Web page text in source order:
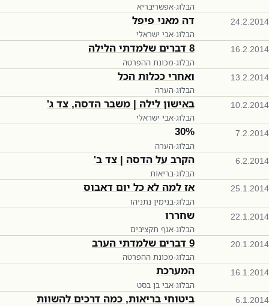
הבלוג·אפשריבריא
24.2.2014 דה מאני פיפל
הבלוג·אבי ישראלי
16.2.2014 8 דברים שלמדתי הלילה
הבלוג·מכונת ההפרטה
13.2.2014 ואחרי ככלות הכל
הבלוג·הערה
10.2.2014 באישון לילה | משבר הדסה, צד ג'
הבלוג·אבי ישראלי
7.2.2014
30%
הבלוג·הערה
6.2.2014 הקרב על הדסה | צד ב'
הבלוג·בריאות
25.1.2014 אז למה לא כל יום דאבוס
הבלוג·בנימין נתניהו
22.1.2014 שחררו
הבלוג·אגף תקציבים
20.1.2014 9 דברים שלמדתי הערב
הבלוג·מכונת ההפרטה
16.1.2014 המערכת
הבלוג·אבי בן בסט
6.1.2014 ביטוחי בריאות, כמה דרכים להשוות